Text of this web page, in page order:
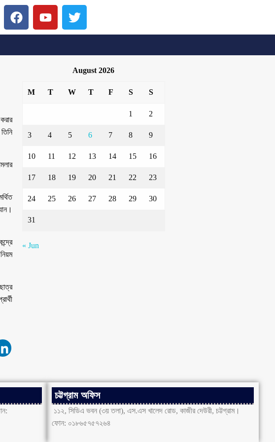
August 2026
M T W T F S S
1 2
3 4 5 6 7 8 9
10 11 12 13 14 15 16
17 18 19 20 21 22 23
24 25 26 27 28 29 30
31
« Jun
চট্টগ্রাম অফিস
১১২, সিডিএ ভবন (৩য় তলা), এস.এস খালেদ রোড, কাজীর দেউরী, চট্টগ্রাম।
ফোন: ০১৮৬৫৭৫৭২৬৪